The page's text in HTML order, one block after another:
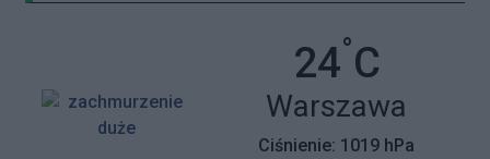
24°C
Miasto:
Warszawa
Ciśnienie: 1019 hPa